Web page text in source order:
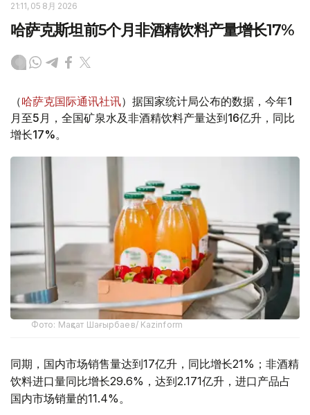
21:11, 05 8月 2026
哈萨克斯坦前5个月非酒精饮料产量增长17%
（哈萨克国际通讯社讯）据国家统计局公布的数据，今年1
月至5月，全国矿泉水及非酒精饮料产量达到16亿升，同比
增长17%。
Фото: Мақсат Шағырбаев/ Kazinform
同期，国内市场销售量达到17亿升，同比增长21%；非酒精
饮料进口量同比增长29.6%，达到2.171亿升，进口产品占
国内市场销量的11.4%。